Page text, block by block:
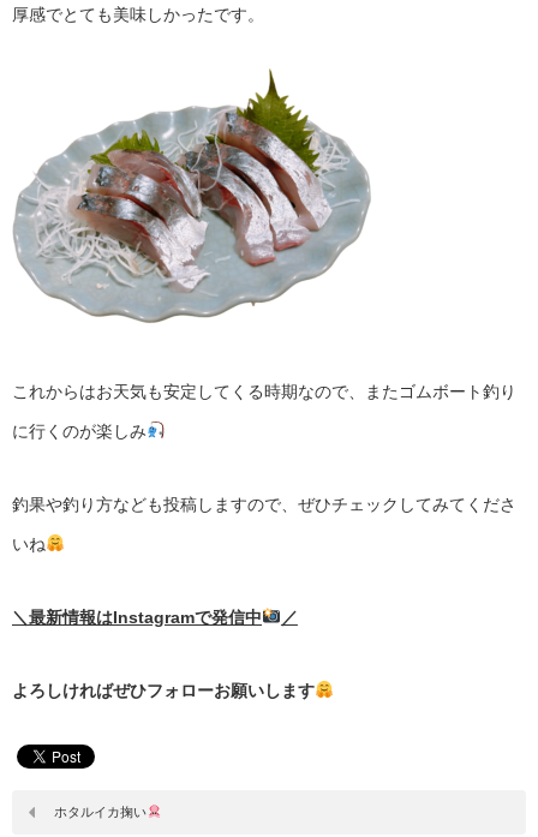
厚感でとても美味しかったです。
これからはお天気も安定してくる時期なので、 またゴムボート釣り
に行くのが楽しみ
釣果や釣り方なども投稿しますので、 ぜひチェックしてみてくださ
いね
＼最新情報はInstagramで発信中 ／
よろしければぜひフォローお願いします
ホタルイカ掬い